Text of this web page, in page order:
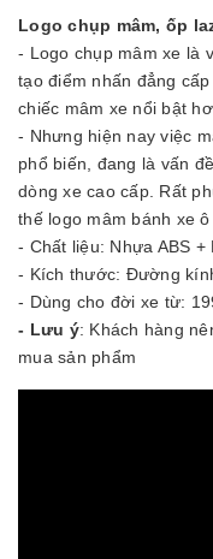
Logo chụp mâm, ốp
- Logo chụp mâm xe là
tạo điểm nhấn đẳng
chiếc mâm xe nổi bật
- Nhưng hiện nay việc
phổ biến, đang là vấn
dòng xe cao cấp. Rất
thế logo mâm bánh xe
- Chất liệu: Nhựa ABS +
- Kích thước: Đường
- Dùng cho đời xe từ:
- Lưu ý: Khách hàng
mua sản phẩm